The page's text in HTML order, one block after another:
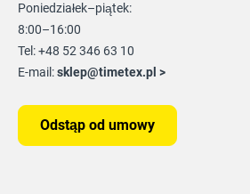
Poniedziałek–piątek:
8:00–16:00
Tel: +48 52 346 63 10
E-mail:sklep@timetex.pl >
Odstąp od umowy